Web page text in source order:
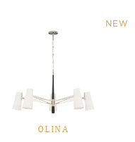
NEW
OLINA